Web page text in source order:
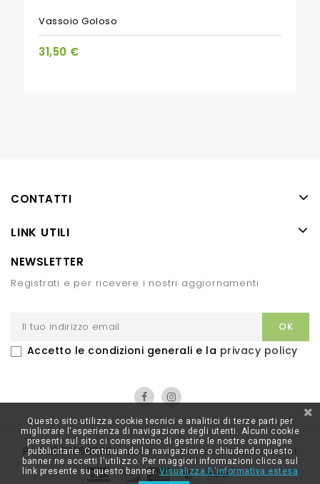
Vassoio Goloso
31,50 €
CONTATTI
LINK UTILI
NEWSLETTER
Registrati e per ricevere i nostri aggiornamenti
Accetto le condizioni generali e la privacy policy
P.I. 00887060085-Sito Web Realizzato Da Webfish.it
Questo sito utilizza cookie tecnici e analitici di terze parti per
migliorare l'esperienza di navigazione degli utenti. Alcuni cookie
presenti sul sito ci consentono di gestire le nostre campagne
pubblicitarie. Continuando la navigazione o chiudendo questo
banner ne accetti l'utilizzo. Per maggiori informazioni clicca sul
link presente su questo banner. Visualizza l\'informativa estesa